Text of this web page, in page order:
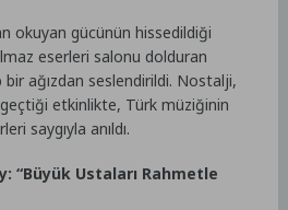
okuyan gücünün hissedildiği
eserleri salonu dolduran
bir ağızdan seslendirildi. Nostalji,
etkinlikte, Türk müziğinin
saygıyla anıldı.
“Büyük Ustaları Rahmetle